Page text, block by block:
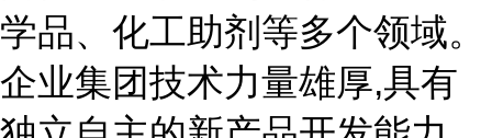
学品、化工助剂等多个领域。
企业集团技术力量雄厚,具有